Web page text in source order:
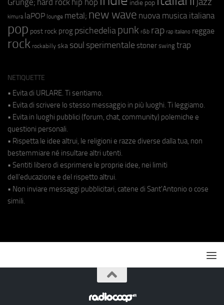
Grunge; hard rock hip hop indie pop
kimura laPOP lounge metal; new wave nuova musica italiana
pop post rock prog psichedeliapunk r&b rap rap italiano reggae
rock rockabilly ska soul sperimentale stoner swing trap
NETIQUETTE
• Evita di URLARE. Ti sentiamo.
• Evita di scrivere lo stesso messaggio in più luoghi. Ti leggiamo.
• Evita in luoghi pubblici (forum, chat, community) polemiche e
questioni personali.
• Rispetta le idee altrui, le religioni e razze diverse dalla tua, non
bestemmiare né insultare altri utenti.
• Sentiti libero di esprimere le proprie idee, nei limiti
dell'educazione e del rispetto altrui.
• Non inviare messaggi pubblicitari, catene di Sant'Antonio o cose
simili.